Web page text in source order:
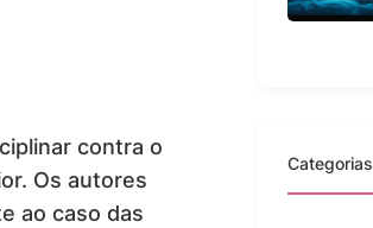
contra o
Os autores
ao caso das
Categorias